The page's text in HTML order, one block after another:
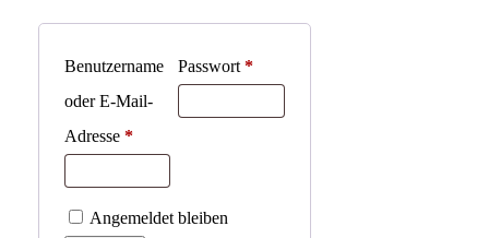
Benutzername
oder E-Mail-
Adresse *
Passwort *
Angemeldet bleiben